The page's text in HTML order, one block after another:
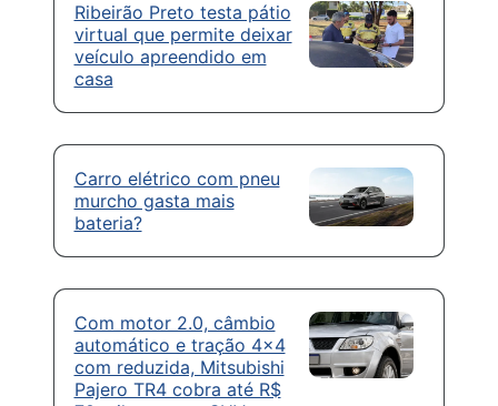
Ribeirão Preto testa pátio
virtual que permite deixar
veículo apreendido em
casa
Carro elétrico com pneu
murcho gasta mais
bateria?
Com motor 2.0, câmbio
automático e tração 4×4
com reduzida, Mitsubishi
Pajero TR4 cobra até R$